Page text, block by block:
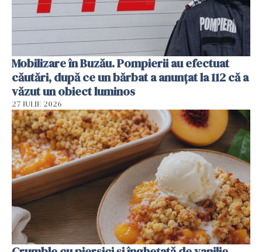
Mobilizare în Buzău. Pompierii au efectuat
căutări, după ce un bărbat a anunțat la 112 că a
văzut un obiect luminos
27 IULIE 2026